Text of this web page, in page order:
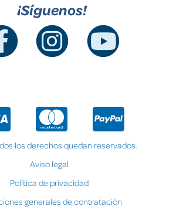
¡Síguenos!
los derechos quedan reservados.
Aviso legal
Política de privacidad
generales de contratación